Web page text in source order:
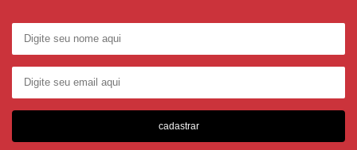
cadastrar